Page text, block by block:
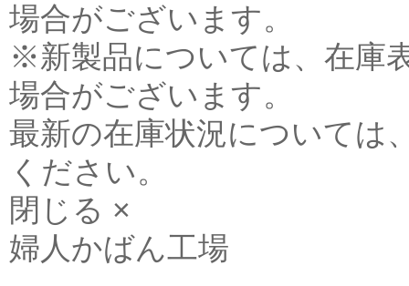
場合がございます。
※新製品については、在庫
場合がございます。
最新の在庫状況については
ください。
閉じる ×
婦人かばん工場